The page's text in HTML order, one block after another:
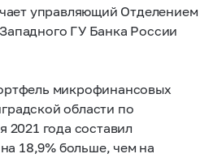
управляющий Отделением
ГУ Банка России
микрофинансовых
области по
2021 года составил
18,9% больше, чем на